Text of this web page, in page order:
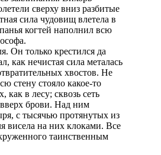
сверху вниз разбитые
сила чудовищ влетела в
когтей наполнил всю
Он только крестился да
как нечистая сила металась
хвостов. Не
стену стояло какое-то
в лесу; сквозь сеть
вверх брови. Над ним
с тысячью протянутых из
висела на них клоками. Все
таинственным